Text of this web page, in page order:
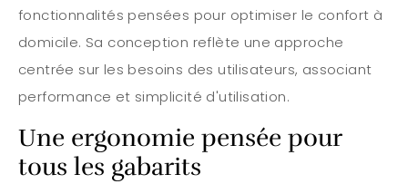
fonctionnalités pensées pour optimiser le confort à
domicile. Sa conception reflète une approche
centrée sur les besoins des utilisateurs, associant
performance et simplicité d'utilisation.
Une ergonomie pensée pour
tous les gabarits